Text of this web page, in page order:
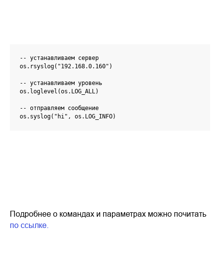
-- устанавливаем сервер
os.rsyslog("192.168.0.160")
-- устанавливаем уровень
os.loglevel(os.LOG_ALL)
-- отправляем сообщение
os.syslog("hi", os.LOG_INFO)
Подробнее о командах и параметрах можно почитать
по ссылке.